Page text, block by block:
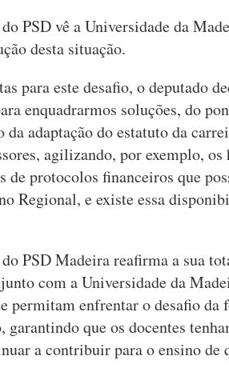
PSD vê a Universidade da
desta situação.
para este desafio, o deputado
enquadrarmos soluções, do
adaptação do estatuto da
agilizando, por exemplo, os
de protocolos financeiros que
Regional, e existe essa
PSD Madeira reafirma a sua
com a Universidade da
permitam enfrentar o desafio da
garantindo que os docentes
a contribuir para o ensino de